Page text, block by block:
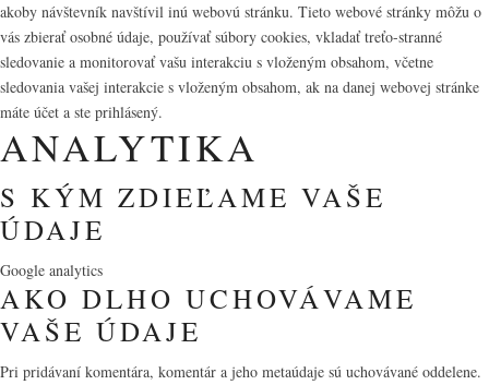
akoby návštevník navštívil inú webovú stránku. Tieto webové stránky môžu o
vás zbierať osobné údaje, používať súbory cookies, vkladať treťo-stranné
sledovanie a monitorovať vašu interakciu s vloženým obsahom, včetne
sledovania vašej interakcie s vloženým obsahom, ak na danej webovej stránke
máte účet a ste prihlásený.
ANALYTIKA
S KÝM ZDIEĽAME VAŠE
ÚDAJE
Google analytics
AKO DLHO UCHOVÁVAME
VAŠE ÚDAJE
Pri pridávaní komentára, komentár a jeho metaúdaje sú uchovávané oddelene.